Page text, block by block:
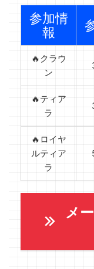
参加情
報
🔥クラウ
ン
🔥ティア
ラ
🔥ロイヤ
ルティア
ラ
メ